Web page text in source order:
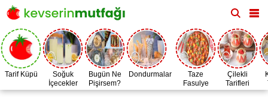
Tarif Küpü
Soğuk
İçecekler
Bugün Ne
Pişirsem?
Dondurmalar
Taze
Fasulye
Zamanı
Çilekli
Tarifleri